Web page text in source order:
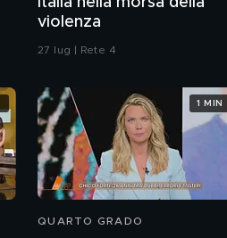
violenza
27 lug | Rete 4
QUARTO GRADO
1 MIN